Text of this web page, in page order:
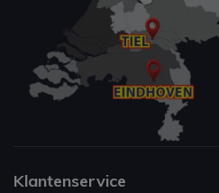
Klantenservice